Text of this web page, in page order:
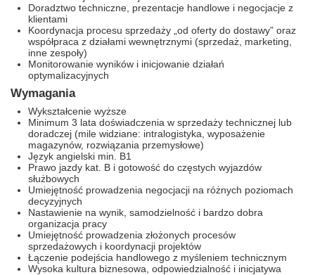
Doradztwo techniczne, prezentacje handlowe i negocjacje z
klientami
Koordynacja procesu sprzedaży „od oferty do dostawy” oraz
współpraca z działami wewnętrznymi (sprzedaż, marketing,
inne zespoły)
Monitorowanie wyników i inicjowanie działań
optymalizacyjnych
Wymagania
Wykształcenie wyższe
Minimum 3 lata doświadczenia w sprzedaży technicznej lub
doradczej (mile widziane: intralogistyka, wyposażenie
magazynów, rozwiązania przemysłowe)
Język angielski min. B1
Prawo jazdy kat. B i gotowość do częstych wyjazdów
służbowych
Umiejętność prowadzenia negocjacji na różnych poziomach
decyzyjnych
Nastawienie na wynik, samodzielność i bardzo dobra
organizacja pracy
Umiejętność prowadzenia złożonych procesów
sprzedażowych i koordynacji projektów
Łączenie podejścia handlowego z myśleniem technicznym
Wysoka kultura biznesowa, odpowiedzialność i inicjatywa